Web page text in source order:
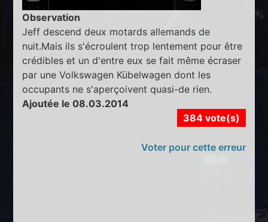
Observation
Jeff descend deux motards allemands de
nuit.Mais ils s'écroulent trop lentement pour être
crédibles et un d'entre eux se fait même écraser
par une Volkswagen Kübelwagen dont les
occupants ne s'aperçoivent quasi-de rien.
Ajoutée le 08.03.2014
384 vote(s)
Voter pour cette erreur